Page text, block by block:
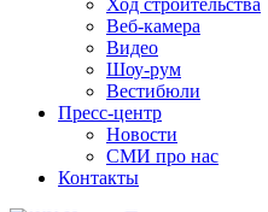
Ход строительства
Веб-камера
Видео
Шоу-рум
Вестибюли
Пресс-центр
Новости
СМИ про нас
Контакты